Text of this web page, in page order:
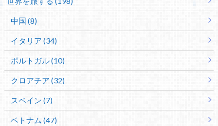
中国 (8)
イタリア (34)
ポルトガル (10)
クロアチア (32)
スペイン (7)
ベトナム (47)